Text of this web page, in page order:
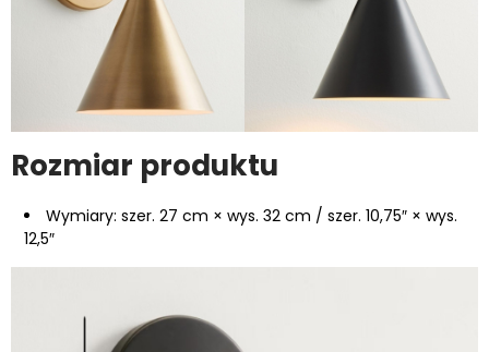
Rozmiar produktu
Wymiary: szer. 27 cm × wys. 32 cm / szer. 10,75″ × wys.
12,5″